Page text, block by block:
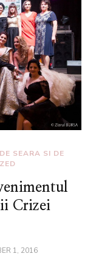
SEARA SI DE
Crizei
1, 2016